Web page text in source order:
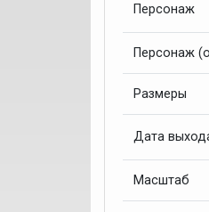
Персонаж
Персонаж
Размеры
Дата
Масштаб